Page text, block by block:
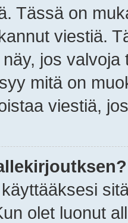
Tässä on
viestiä.
jos
mitä on
viestiä,
olet luonut